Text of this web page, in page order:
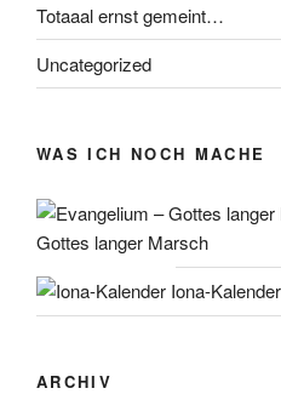
Totaaal ernst gemeint…
Uncategorized
WAS ICH NOCH MACHE
Gottes langer Marsch
Iona-Kalender
ARCHIV